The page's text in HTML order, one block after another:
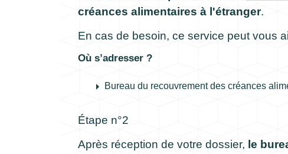
créances alimentaires à l'étranger.
En cas de besoin, ce service peut vous
Où s’adresser ?
arrow_right Bureau du recouvrement des créances
Étape n°2
Après réception de votre dossier, le